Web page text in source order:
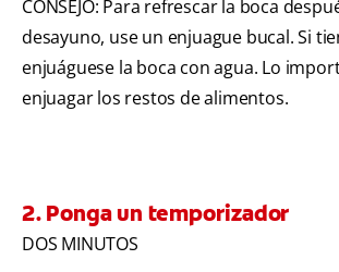
CONSEJO: Para refrescar la boca
desayuno, use un enjuague bucal. Si
enjuáguese la boca con agua. Lo
enjuagar los restos de alimentos.
2. Ponga un temporizador
DOS MINUTOS